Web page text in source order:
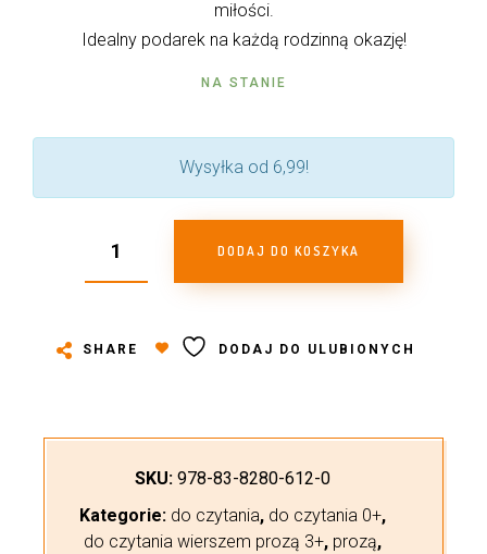
miłości.
Idealny podarek na każdą rodzinną okazję!
NA STANIE
Wysyłka od 6,99!
DODAJ DO KOSZYKA
SHARE DODAJ DO ULUBIONYCH
SKU: 978-83-8280-612-0
Kategorie: do czytania, do czytania 0+,
do czytania wierszem prozą 3+, prozą,